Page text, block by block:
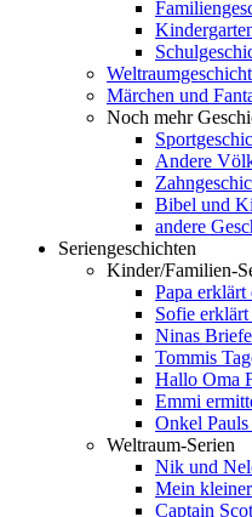
Märchen und
Noch mehr
Andere
Bibel und
andere
Seriengeschichten
Kinder/Familien-
Papa erklärt
Sofie
Ninas Briefe
Tommis
Hallo Oma
Emmi
Onkel
Weltraum-Serien
Nik und
Mein
Captain